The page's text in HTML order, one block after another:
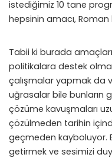
istediğimiz 10 tane
hepsinin amacı, Roman
Tabii ki burada
politikalara destek
çalışmalar yapmak da
uğrasalar bile bunların
çözüme kavuşmaları
çözülmeden tarihin
geçmeden kayboluyor.
getirmek ve sesimizi